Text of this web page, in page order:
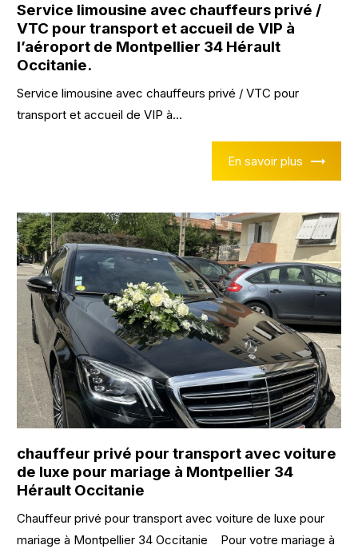
Service limousine avec chauffeurs privé /
VTC pour transport et accueil de VIP à
l’aéroport de Montpellier 34 Hérault
Occitanie.
Service limousine avec chauffeurs privé / VTC pour
transport et accueil de VIP à...
En savoir plus
chauffeur privé pour transport avec voiture
de luxe pour mariage à Montpellier 34
Hérault Occitanie
Chauffeur privé pour transport avec voiture de luxe pour
mariage à Montpellier 34 Occitanie Pour votre mariage à